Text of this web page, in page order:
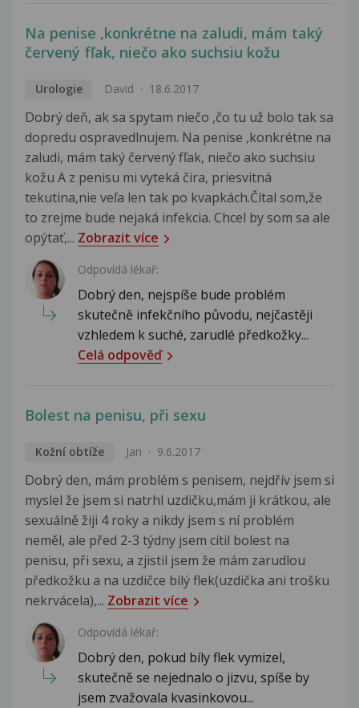
Na penise ,konkrétne na zaludi, mám taký
červený fľak, niečo ako suchsiu kožu
Urologie David 18.6.2017
Dobrý deň, ak sa spytam niečo ,čo tu už bolo tak sa
dopredu ospravedlnujem. Na penise ,konkrétne na
zaludi, mám taký červený fľak, niečo ako suchsiu
kožu A z penisu mi vyteká číra, priesvitná
tekutina,nie veľa len tak po kvapkách.Čítal som,že
to zrejme bude nejaká infekcia. Chcel by som sa ale
opýtať,... Zobrazit více
Odpovídá lékař:
Dobrý den, nejspíše bude problém
skutečně infekčního původu, nejčastěji
vzhledem k suché, zarudlé předkožky...
Celá odpověď
Bolest na penisu, při sexu
Kožní obtíže Jan 9.6.2017
Dobrý den, mám problém s penisem, nejdřív jsem si
myslel že jsem si natrhl uzdičku,mám ji krátkou, ale
sexuálně žiji 4 roky a nikdy jsem s ní problém
neměl, ale před 2-3 týdny jsem cítil bolest na
penisu, při sexu, a zjistil jsem že mám zarudlou
předkožku a na uzdičce bílý flek(uzdička ani trošku
nekrvácela),... Zobrazit více
Odpovídá lékař:
Dobrý den, pokud bíly flek vymizel,
skutečně se nejednalo o jizvu, spíše by
jsem zvažovala kvasinkovou...